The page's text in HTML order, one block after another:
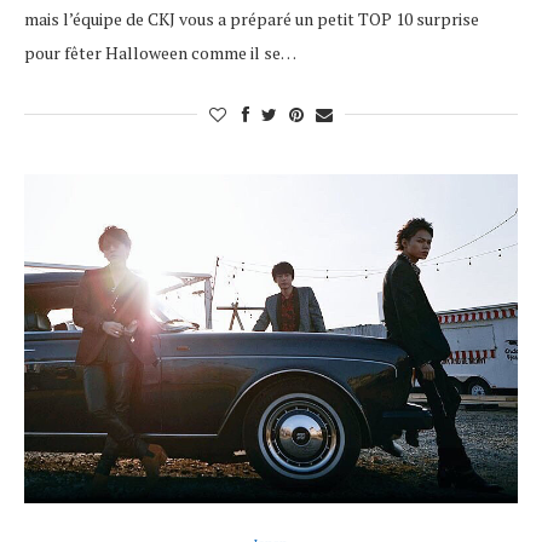
mais l’équipe de CKJ vous a préparé un petit TOP 10 surprise
pour fêter Halloween comme il se…